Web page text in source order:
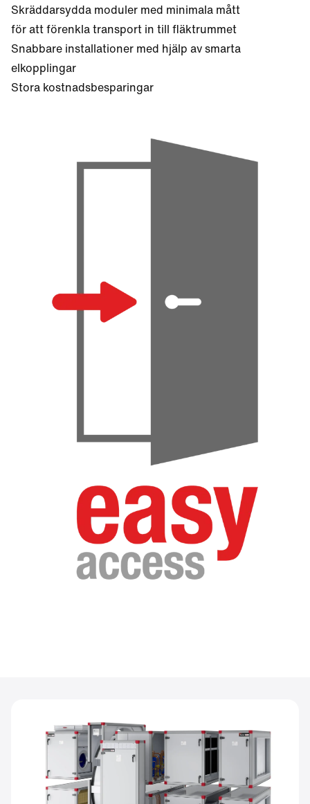
Skräddarsydda moduler med minimala mått
för att förenkla transport in till fläktrummet
Snabbare installationer med hjälp av smarta
elkopplingar
Stora kostnadsbesparingar